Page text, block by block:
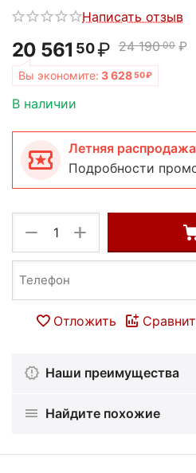
Написать отзыв
20 561 50₽ 24 190 00 ₽
Вы экономите: 3 62850₽
В наличии
Летняя распродажа
Подробности
+
−
Отложить
Наши преимущества
Найдите похожие